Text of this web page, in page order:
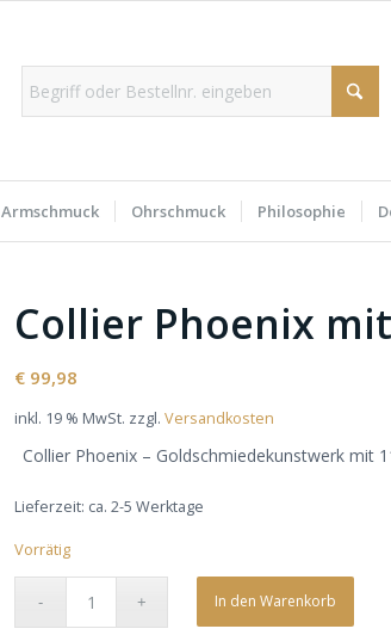
Armschmuck Ohrschmuck Philosophie
Collier Phoenix
€ 99,98
inkl. 19 % MwSt. zzgl.Versandkosten
Collier Phoenix – Goldschmiedekunstwerk mit
Lieferzeit: ca. 2-5 Werktage
Vorrätig
In den Warenkorb